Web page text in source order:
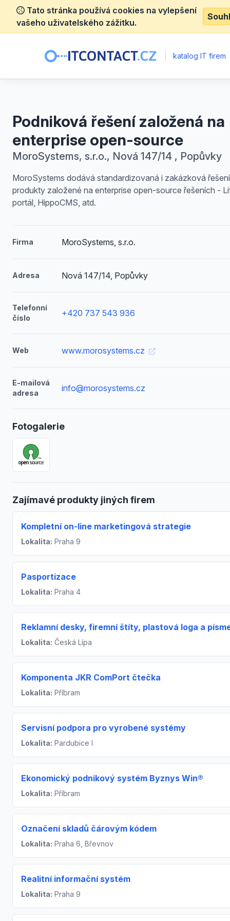
Tato stránka používá cookies na vylepšení
vašeho uživatelského zážitku.
katalog IT firem
Podniková řešení založená na
enterprise open-source
MoroSystems, s.r.o., Nová 147/14 , Popůvky
MoroSystems dodává standardizovaná i zakázková
produkty založené na enterprise open-source řešeních -
portál, HippoCMS, atd.
Firma MoroSystems, s.r.o.
Adresa Nová 147/14, Popůvky
Telefonní
číslo
+420 737 543 936
Web www.morosystems.cz
E-mailová
adresa
info@morosystems.cz
Fotogalerie
Zajímavé produkty jiných firem
Kompletní on-line marketingová strategie
Lokalita: Praha 9
Pasportizace
Lokalita: Praha 4
Reklamní desky, firemní štíty, plastová loga a
Lokalita: Česká Lípa
Komponenta JKR ComPort čtečka
Lokalita: Příbram
Servisní podpora pro vyrobené systémy
Lokalita: Pardubice I
Ekonomický podnikový systém Byznys Win®
Lokalita: Příbram
Označení skladů čárovým kódem
Lokalita: Praha 6, Břevnov
Realitní informační systém
Lokalita: Praha 9